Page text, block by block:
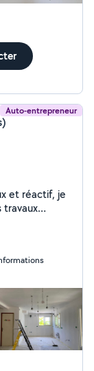
Auto-entrepreneur
travaux
et
parois
en cas de
pose de
sol.
papier